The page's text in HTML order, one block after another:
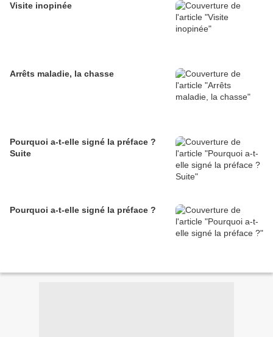
Visite inopinée
Arrêts maladie, la chasse
Pourquoi a-t-elle signé la préface ?
Suite
Pourquoi a-t-elle signé la préface ?